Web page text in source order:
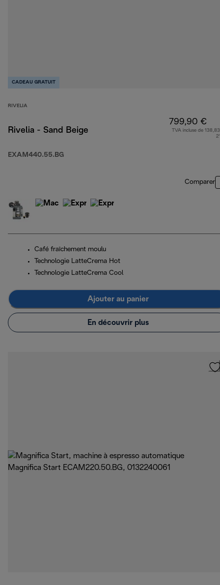
CADEAU GRATUIT
RIVELIA
Rivelia - Sand Beige
EXAM440.55.BG
799,90 €
TVA incluse de
Comparer
Café fraîchement moulu
Technologie LatteCrema Hot
Technologie LatteCrema Cool
Ajouter au panier
En découvrir plus